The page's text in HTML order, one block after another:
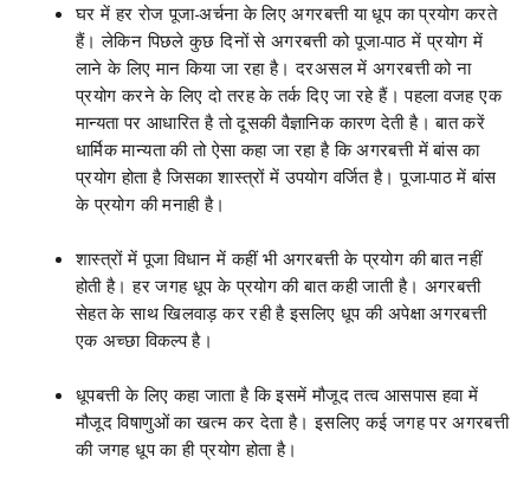
घर में हर रोज पूजा-अर्चना के लिए अगरबत्ती या धूप का प्रयोग करते
हैं। लेकिन पिछले कुछ दिनों से अगरबत्ती को पूजा-पाठ में प्रयोग में
लाने के लिए मान किया जा रहा है। दरअसल में अगरबत्ती को ना
प्रयोग करने के लिए दो तरह के तर्क दिए जा रहे हैं। पहला वजह एक
मान्यता पर आधारित है तो दूसकी वैज्ञानिक कारण देती है। बात करें
धार्मिक मान्यता की तो ऐसा कहा जा रहा है कि अगरबत्ती में बांस का
प्रयोग होता है जिसका शास्त्रों में उपयोग वर्जित है। पूजा-पाठ में बांस
के प्रयोग की मनाही है।
शास्त्रों में पूजा विधान में कहीं भी अगरबत्ती के प्रयोग की बात नहीं
होती है। हर जगह धूप के प्रयोग की बात कही जाती है। अगरबत्ती
सेहत के साथ खिलवाड़ कर रही है इसलिए धूप की अपेक्षा अगरबत्ती
एक अच्छा विकल्प है।
धूपबत्ती के लिए कहा जाता है कि इसमें मौजूद तत्व आसपास हवा में
मौजूद विषाणुओं का खत्म कर देता है। इसलिए कई जगह पर अगरबत्ती
की जगह धूप का ही प्रयोग होता है।